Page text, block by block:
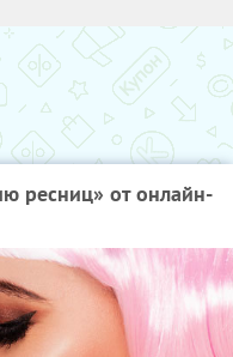
ресниц» от онлайн-